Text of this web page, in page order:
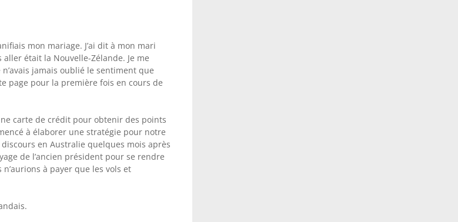
mon mariage. J’ai dit à mon mari
était la Nouvelle-Zélande. Je me
jamais oublié le sentiment que
page pour la première fois en cours de
carte de crédit pour obtenir des points
à élaborer une stratégie pour notre
en Australie quelques mois après
de l’ancien président pour se rendre
à payer que les vols et